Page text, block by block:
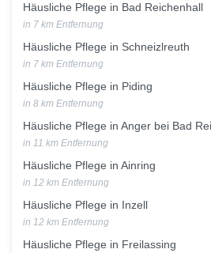
Häusliche Pflege in Bad Reichenhall
in 7 km Entfernung
Häusliche Pflege in Schneizlreuth
in 7 km Entfernung
Häusliche Pflege in Piding
in 8 km Entfernung
Häusliche Pflege in Anger bei Bad
in 11 km Entfernung
Häusliche Pflege in Ainring
in 12 km Entfernung
Häusliche Pflege in Inzell
in 12 km Entfernung
Häusliche Pflege in Freilassing